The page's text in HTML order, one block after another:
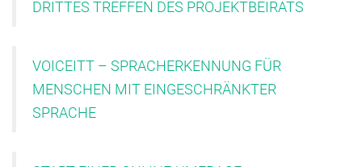
DRITTES TREFFEN DES PROJEKTBEIRATS
VOICEITT – SPRACHERKENNUNG FÜR
MENSCHEN MIT EINGESCHRÄNKTER
SPRACHE